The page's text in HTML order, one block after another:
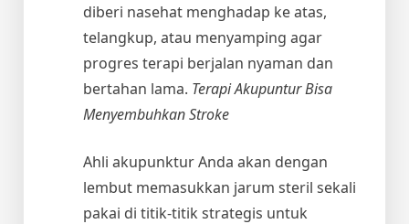
diberi nasehat menghadap ke atas,
telangkup, atau menyamping agar
progres terapi berjalan nyaman dan
bertahan lama. Terapi Akupuntur Bisa
Menyembuhkan Stroke
Ahli akupunktur Anda akan dengan
lembut memasukkan jarum steril sekali
pakai di titik-titik strategis untuk